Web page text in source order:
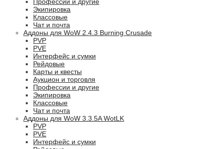
Экипировка
Классовые
Чат и почта
Аддоны для WoW 2.4.3 Burning Crusade
PVP
PVE
Интерфейс и сумки
Рейдовые
Карты и квесты
Аукцион и торговля
Профессии и другие
Экипировка
Классовые
Чат и почта
Аддоны для WoW 3.3.5A WotLK
PVP
PVE
Интерфейс и сумки